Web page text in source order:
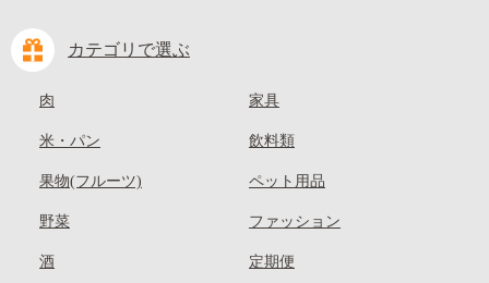
カテゴリで選ぶ
肉
米・パン
果物(フルーツ)
野菜
酒
家具
飲料類
ペット用品
ファッション
定期便